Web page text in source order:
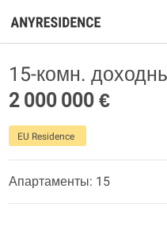
15-комн.
2 000 000 €
EU Residence
Апартаменты: 15